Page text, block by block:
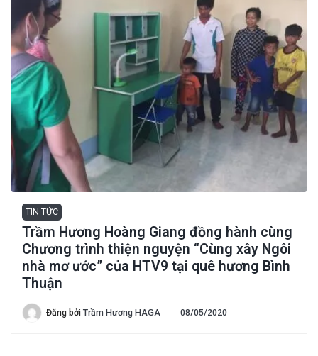
TIN TỨC
Trầm Hương Hoàng Giang đồng hành cùng
Chương trình thiện nguyện “Cùng xây Ngôi
nhà mơ ước” của HTV9 tại quê hương Bình
Thuận
Đăng bởi Trầm Hương HAGA 08/05/2020